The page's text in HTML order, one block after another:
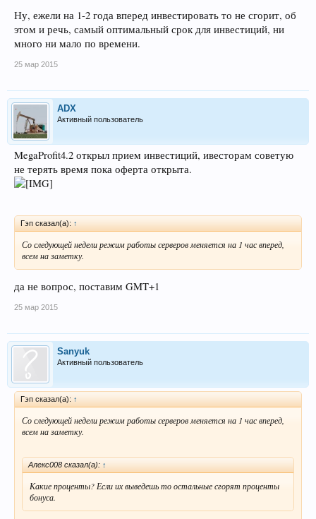
Ну, ежели на 1-2 года вперед инвестировать то не сгорит, об
этом и речь, самый оптимальный срок для инвестиций, ни
много ни мало по времени.
25 мар 2015
ADX
Активный пользователь
MegaProfit4.2 открыл прием инвестиций, ивесторам советую
не терять время пока оферта открыта.
Гэп сказал(а): ↑
Со следующей недели режим работы серверов меняется на 1 час вперед,
всем на заметку.
да не вопрос, поставим GMT+1
25 мар 2015
Sanyuk
Активный пользователь
Гэп сказал(а): ↑
Со следующей недели режим работы серверов меняется на 1 час вперед,
всем на заметку.
Алекс008 сказал(а): ↑
Какие проценты? Если их выведешь то остальные сгорят проценты
бонуса.